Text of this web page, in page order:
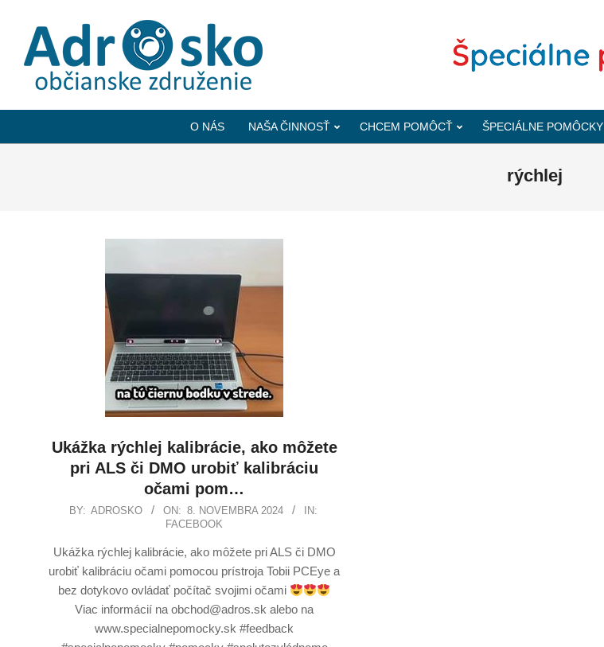
OBČIANSKE
O NÁS NAŠA ČINNOSŤ CHCEM POMÔCŤ ŠPECIÁLNE POMÔCKY
rýchlej
Ukážka rýchlej kalibrácie, ako môžete
pri ALS či DMO urobiť kalibráciu
očami pom…
BY: ADROSKO ON: 8. NOVEMBRA 2024
IN:
FACEBOOK
Ukážka rýchlej kalibrácie, ako môžete pri ALS či DMO
urobiť kalibráciu očami pomocou prístroja Tobii PCEye a
bez dotykovo ovládať počítač svojimi očami
Viac informácií na obchod@adros.sk alebo na
www.specialnepomocky.sk #feedback